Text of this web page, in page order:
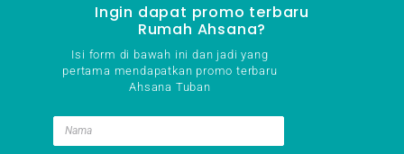
Ingin dapat promo terbaru
Rumah Ahsana?
Isi form di bawah ini dan jadi yang
pertama mendapatkan promo terbaru
Ahsana Tuban